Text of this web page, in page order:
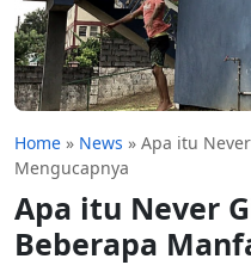
Home » News » Apa itu
Mengucapnya
Apa itu Never
Beberapa